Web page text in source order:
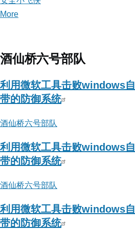
More
全
飞
侠
酒仙桥六号部队
利用微软工具击败windows自
带的防御系统
酒仙桥六号部队
利用微软工具击败windows自
带的防御系统
酒仙桥六号部队
利用微软工具击败windows自
带的防御系统